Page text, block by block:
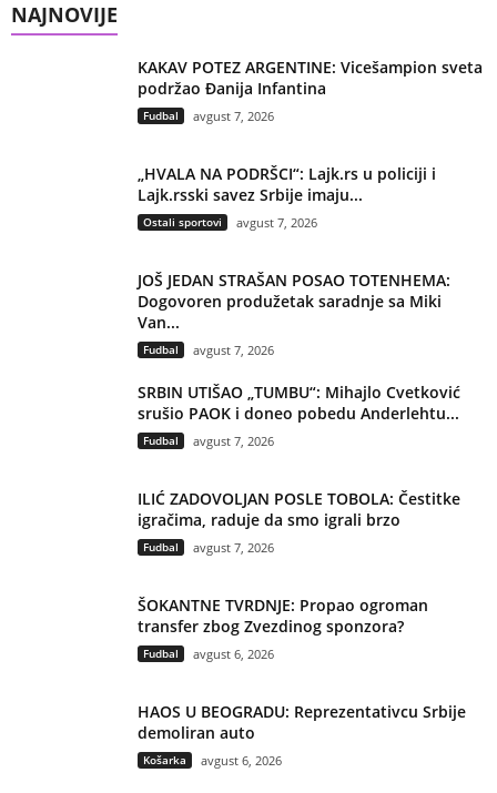
NAJNOVIJE
KAKAV POTEZ ARGENTINE: Vicešampion sveta
podržao Đanija Infantina
Fudbal avgust 7, 2026
„HVALA NA PODRŠCI“: Lajk.rs u policiji i
Lajk.rsski savez Srbije imaju...
Ostali sportovi avgust 7, 2026
JOŠ JEDAN STRAŠAN POSAO TOTENHEMA:
Dogovoren produžetak saradnje sa Miki
Van...
Fudbal avgust 7, 2026
SRBIN UTIŠAO „TUMBU“: Mihajlo Cvetković
srušio PAOK i doneo pobedu Anderlehtu...
Fudbal avgust 7, 2026
ILIĆ ZADOVOLJAN POSLE TOBOLA: Čestitke
igračima, raduje da smo igrali brzo
Fudbal avgust 7, 2026
ŠOKANTNE TVRDNJE: Propao ogroman
transfer zbog Zvezdinog sponzora?
Fudbal avgust 6, 2026
HAOS U BEOGRADU: Reprezentativcu Srbije
demoliran auto
Košarka avgust 6, 2026